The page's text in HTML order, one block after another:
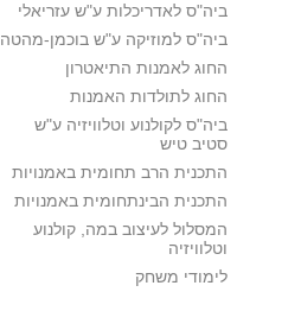
ביה"ס לאדריכלות ע"ש עזריאלי
ביה"ס למוזיקה ע"ש בוכמן-מהטה
החוג לאמנות התיאטרון
החוג לתולדות האמנות
ביה"ס לקולנוע וטלוויזיה ע"ש
סטיב טיש
התכנית הרב תחומית באמנויות
התכנית הבינתחומית באמנויות
המסלול לעיצוב במה, קולנוע
וטלוויזיה
לימודי משחק